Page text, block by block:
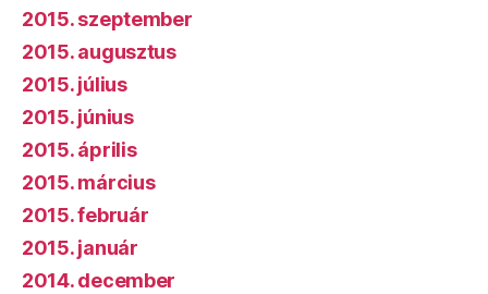
2015. szeptember
2015. augusztus
2015. július
2015. június
2015. április
2015. március
2015. február
2015. január
2014. december